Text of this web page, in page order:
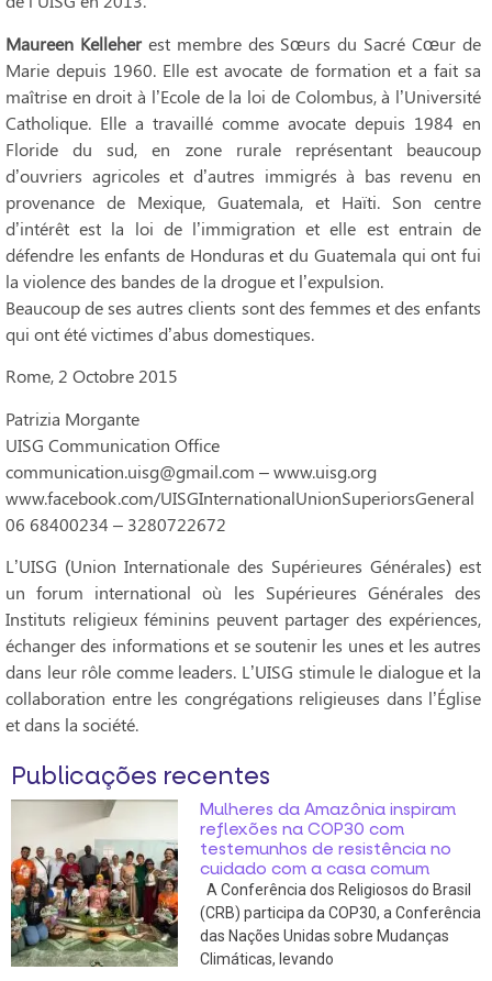
Maureen Kelleherest membre des Sœurs du Sacré Cœur de
Marie depuis 1960. Elle est avocate de formation et a fait sa
maîtrise en droit à l’Ecole de la loi de Colombus, à l’Université
Catholique. Elle a travaillé comme avocate depuis 1984 en
Floride du sud, en zone rurale représentant beaucoup
d’ouvriers agricoles et d’autres immigrés à bas revenu en
provenance de Mexique, Guatemala, et Haïti. Son centre
d’intérêt est la loi de l’immigration et elle est entrain de
défendre les enfants de Honduras et du Guatemala qui ont fui
la violence des bandes de la drogue et l’expulsion.
Beaucoup de ses autres clients sont des femmes et des enfants
qui ont été victimes d’abus domestiques.
Rome, 2 Octobre 2015
Patrizia Morgante
UISG Communication Office
communication.uisg@gmail.com – www.uisg.org
www.facebook.com/UISGInternationalUnionSuperiorsGeneral
06 68400234 – 3280722672
L’UISG (Union Internationale des Supérieures Générales) est
un forum international où les Supérieures Générales des
Instituts religieux féminins peuvent partager des expériences,
échanger des informations et se soutenir les unes et les autres
dans leur rôle comme leaders. L’UISG stimule le dialogue et la
collaboration entre les congrégations religieuses dans l’Église
et dans la société.
Publicações recentes
Mulheres da Amazônia inspiram
reflexões na COP30 com
testemunhos de resistência no
cuidado com a casa comum
A Conferência dos Religiosos do Brasil
(CRB) participa da COP30, a Conferência
das Nações Unidas sobre Mudanças
Climáticas, levando